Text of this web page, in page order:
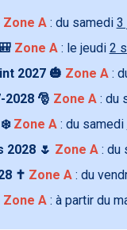
Zone A: du samedi 3
Zone A: le jeudi 2
2027 🎃 Zone A:
2028 🎅 Zone A: du
❄️ Zone A: du samedi
🌷 Zone A: du
✝️ Zone A: du
Zone A: à partir du